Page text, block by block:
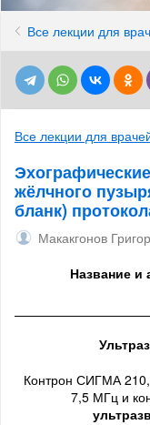
Все лекции для
Все лекции для
жёлчного
бланк)
Макакгонов
Название и
Контрон СИГМА
7,5 МГц и